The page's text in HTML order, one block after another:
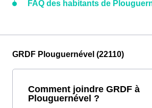
FAQ des habitants de
GRDF Plouguernével (22110)
Comment joindre GRDF à
Plouguernével ?